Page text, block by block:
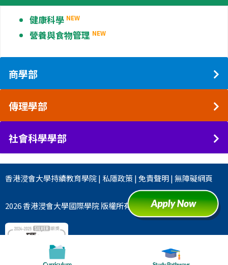
健康科學 NEW
營養與食物管理 NEW
商學部
傳理學部
社會科學學部
香港浸會大學持續教育學院| 私隱政策|免責聲明|無障礙網頁
2026 香港浸會大學國際學院 版權所有